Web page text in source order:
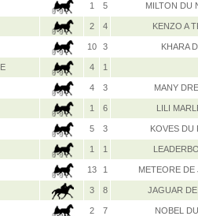
1 5 MILTON DU
2 4 KENZO A
10 3 KHARA
4 1
4 3 MANY
1 6 LILI
5 3 KOVES DU
1 1
13 1 METEORE DE
3 8 JAGUAR
2 7 NOBEL